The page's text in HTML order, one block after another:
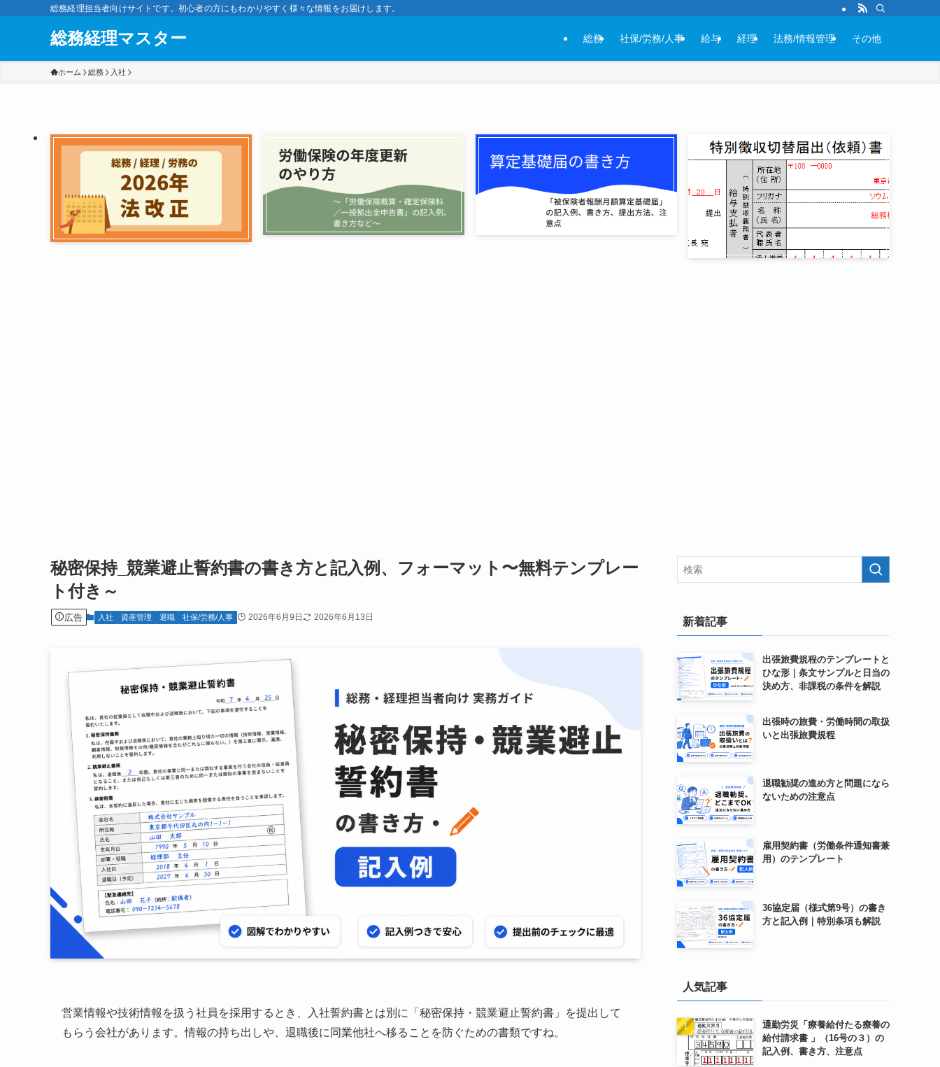
総務経理担当者向けサイトです。初心者の方にもわかりやすく様々な情報をお届けします。
総務経理マスター 総務 社保/労務/人事 給与 経理 法務/情報管理 その他
ホーム 総務 入社
秘密保持_競業避止誓約書の書き方と記入例、フォーマット〜無料テンプレー
ト付き～
広告 入社 資産管理 退職 社保/労務/人事 2026年6月9日 2026年6月13日
営業情報や技術情報を扱う社員を採用するとき、入社誓約書とは別に「秘密保持・競業避止誓約書」を提出して
もらう会社があります。情報の持ち出しや、退職後に同業他社へ移ることを防ぐための書類ですね。
新着記事
出張旅費規程のテンプレートと
ひな形｜条文サンプルと日当の
決め方、非課税の条件を解説
出張時の旅費・労働時間の取扱
いと出張旅費規程
退職勧奨の進め方と問題になら
ないための注意点
雇用契約書（労働条件通知書兼
用）のテンプレート
36協定届（様式第9号）の書き
方と記入例｜特別条項も解説
人気記事
通勤労災「療養給付たる療養の
給付請求書 」（16号の３）の
記入例、書き方、注意点